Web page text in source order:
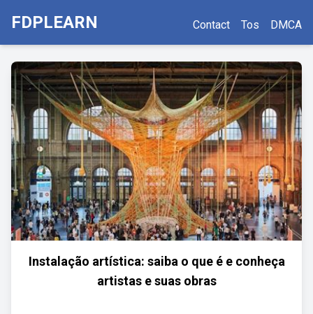
FDPLEARN Contact Tos DMCA
Instalação artística: saiba o que é e conheça
artistas e suas obras